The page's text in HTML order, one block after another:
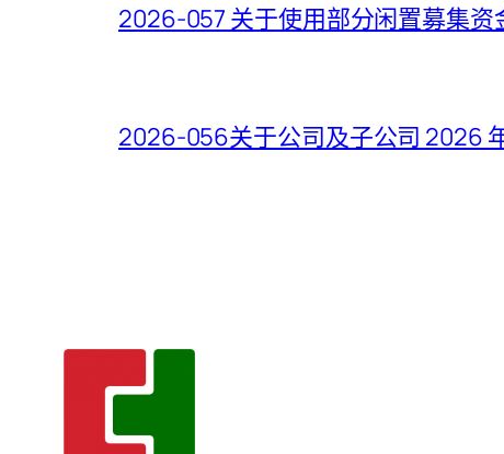
2026-057 关于使用部分闲置募集
2026-056关于公司及子公司 2026